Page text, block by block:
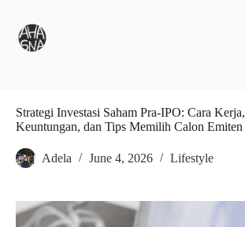
Strategi Investasi Saham Pra-IPO: Cara Kerja,
Keuntungan, dan Tips Memilih Calon Emiten
Adela June 4, 2026 Lifestyle